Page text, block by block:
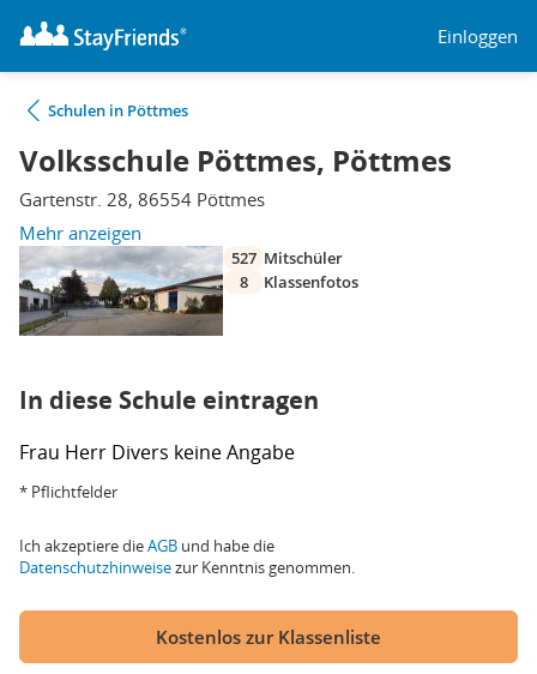
Einloggen
Schulen in Pöttmes
Volksschule Pöttmes, Pöttmes
Gartenstr. 28, 86554 Pöttmes
Mehr anzeigen
527 Mitschüler
8
Klassenfotos
In diese Schule eintragen
Frau Herr Divers keine Angabe
* Pflichtfelder
Ich akzeptiere dieAGB und habe die
Datenschutzhinweisezur Kenntnis genommen.
Kostenlos zur Klassenliste